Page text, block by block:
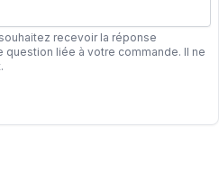
recevoir la réponse
question liée à votre commande. Il ne